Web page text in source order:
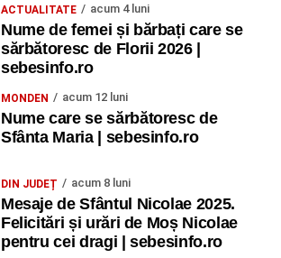
ACTUALITATE acum 4 luni
Nume de femei și bărbați care se
sărbătoresc de Florii 2026 |
sebesinfo.ro
MONDEN acum 12 luni
Nume care se sărbătoresc de
Sfânta Maria | sebesinfo.ro
DIN JUDEȚ acum 8 luni
Mesaje de Sfântul Nicolae 2025.
Felicitări și urări de Moș Nicolae
pentru cei dragi | sebesinfo.ro